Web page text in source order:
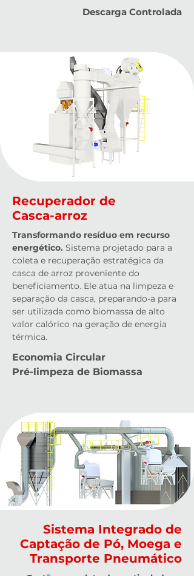
Descarga Controlada
Recuperador de
Casca-arroz
Transformando resíduo em recurso
energético. Sistema projetado para a
coleta e recuperação estratégica da
casca de arroz proveniente do
beneficiamento. Ele atua na limpeza e
separação da casca, preparando-a para
ser utilizada como biomassa de alto
valor calórico na geração de energia
térmica.
Economia Circular
Pré-limpeza de Biomassa
Sistema Integrado de
Captação de Pó, Moega e
Transporte Pneumático